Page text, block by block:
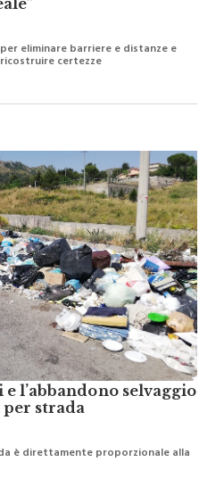
eliminare barriere e distanze e
certezze
l’abbandono selvaggio
strada
è direttamente proporzionale alla